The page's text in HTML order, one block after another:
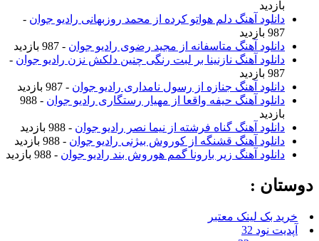
بازدید
دانلود آهنگ دلم هواتو کرده از محمد روزبهانی رادیو جوان -
987 بازدید
دانلود آهنگ متاسفانه از مجید رضوی رادیو جوان - 987 بازدید
دانلود آهنگ نازنینا بر لبت رنگی چنین دلکش نزن رادیو جوان -
987 بازدید
دانلود آهنگ جنازه از رسول نامداری رادیو جوان - 987 بازدید
دانلود آهنگ حیفه واقعا از مهیار رستگاری رادیو جوان
- 988
بازدید
دانلود آهنگ گناه فرشته از نیما نصر رادیو جوان - 988 بازدید
دانلود آهنگ قشنگه از کوروش بیژنی رادیو جوان - 988 بازدید
دانلود آهنگ زیر بارونا گمم هوروش بند رادیو جوان - 988 بازدید
دوستان :
خرید بک لینک معتبر
آپدیت نود 32